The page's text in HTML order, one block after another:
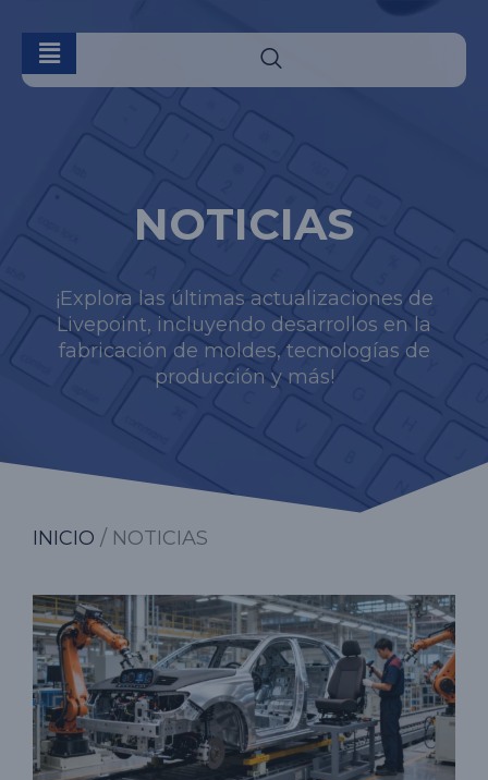
NOTICIAS
¡Explora las últimas actualizaciones de
Livepoint, incluyendo desarrollos en la
fabricación de moldes, tecnologías de
producción y más!
INICIO / NOTICIAS